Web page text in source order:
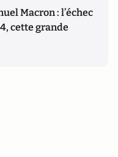
Macron : l’échec
cette grande